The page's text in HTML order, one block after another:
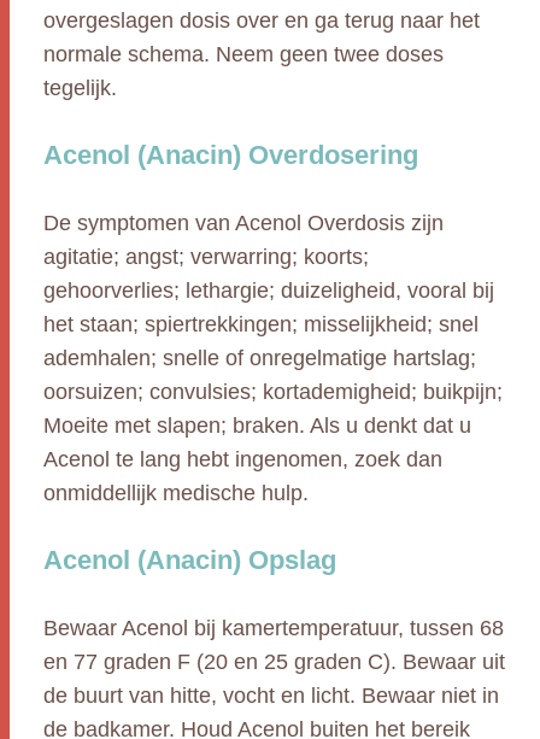
overgeslagen dosis over en ga terug naar het
normale schema. Neem geen twee doses
tegelijk.
Acenol (Anacin) Overdosering
De symptomen van Acenol Overdosis zijn
agitatie; angst; verwarring; koorts;
gehoorverlies; lethargie; duizeligheid, vooral bij
het staan; spiertrekkingen; misselijkheid; snel
ademhalen; snelle of onregelmatige hartslag;
oorsuizen; convulsies; kortademigheid; buikpijn;
Moeite met slapen; braken. Als u denkt dat u
Acenol te lang hebt ingenomen, zoek dan
onmiddellijk medische hulp.
Acenol (Anacin) Opslag
Bewaar Acenol bij kamertemperatuur, tussen 68
en 77 graden F (20 en 25 graden C). Bewaar uit
de buurt van hitte, vocht en licht. Bewaar niet in
de badkamer. Houd Acenol buiten het bereik